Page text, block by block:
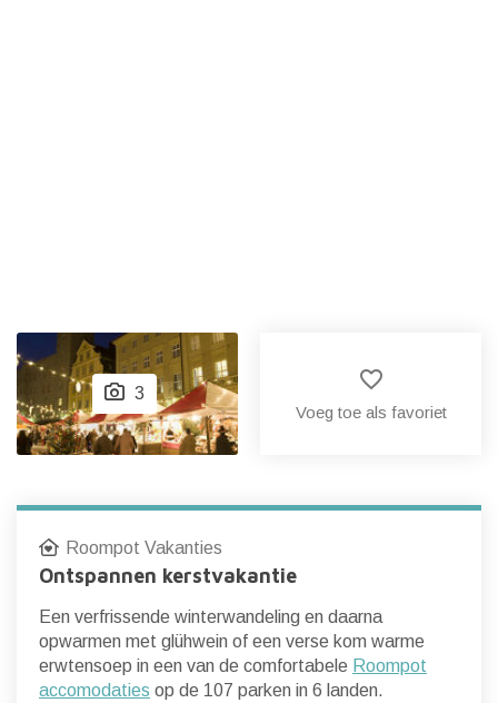
3
favorite_border
Voeg toe als favoriet
Roompot Vakanties
Ontspannen kerstvakantie
Een verfrissende winterwandeling en daarna
opwarmen met glühwein of een verse kom warme
erwtensoep in een van de comfortabele Roompot
accomodaties op de 107 parken in 6 landen.